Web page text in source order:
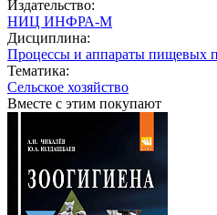
Издательство:
НИЦ ИНФРА-М
Дисциплина:
Процессы и аппараты пищевых
Тематика:
Сельское хозяйство
Вместе с этим покупают